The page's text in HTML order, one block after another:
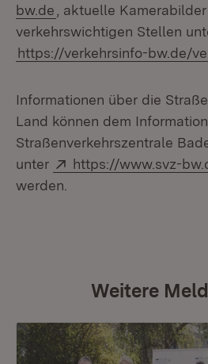
bw.de
, aktuelle
verkehrswichtigen Stellen
https://verkehrsinfo-bw.de/
Informationen über die
Land können dem
Straßenverkehrszentrale
unter
Extern:
https://www.svz-
werden.
Weitere